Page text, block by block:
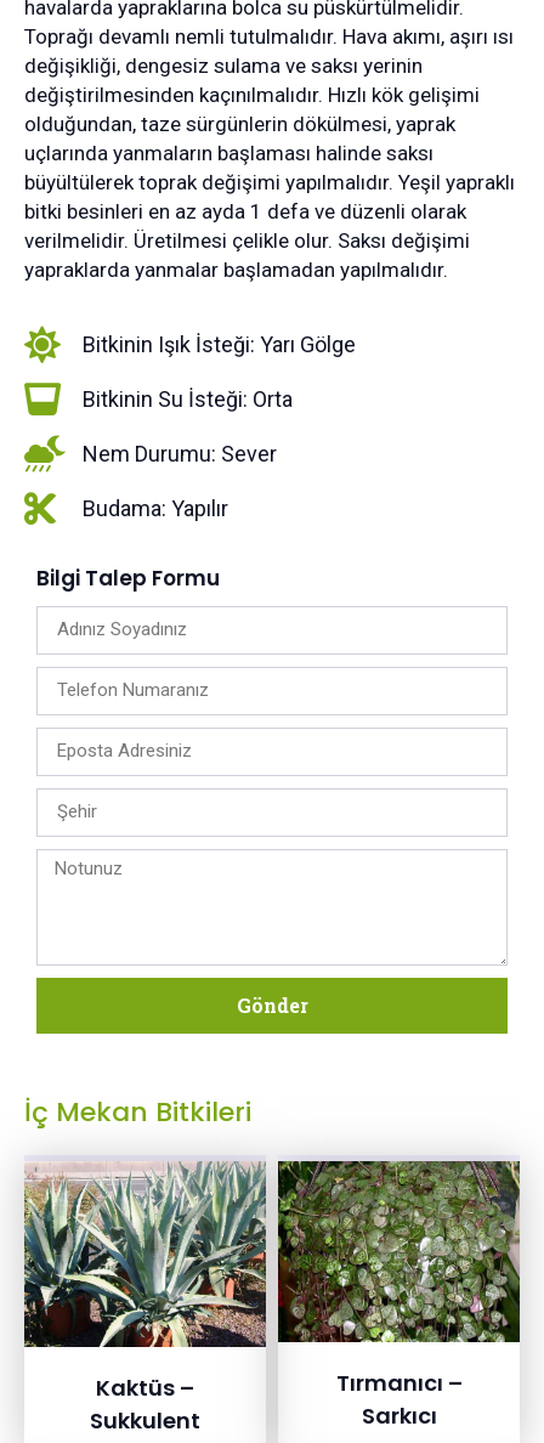
havalarda yapraklarına bolca su püskürtülmelidir.
Toprağı devamlı nemli tutulmalıdır. Hava akımı, aşırı ısı
değişikliği, dengesiz sulama ve saksı yerinin
değiştirilmesinden kaçınılmalıdır. Hızlı kök gelişimi
olduğundan, taze sürgünlerin dökülmesi, yaprak
uçlarında yanmaların başlaması halinde saksı
büyültülerek toprak değişimi yapılmalıdır. Yeşil yapraklı
bitki besinleri en az ayda 1 defa ve düzenli olarak
verilmelidir. Üretilmesi çelikle olur. Saksı değişimi
yapraklarda yanmalar başlamadan yapılmalıdır.
Bitkinin Işık İsteği: Yarı Gölge
Bitkinin Su İsteği: Orta
Nem Durumu: Sever
Budama: Yapılır
Bilgi Talep Formu
Gönder
İç Mekan Bitkileri
Kaktüs –
Sukkulent
Tırmanıcı –
Sarkıcı